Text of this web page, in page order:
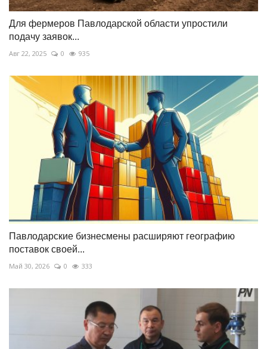
Для фермеров Павлодарской области упростили
подачу заявок...
Авг 22, 2025 0 935
Павлодарские бизнесмены расширяют географию
поставок своей...
Май 30, 2026 0 333